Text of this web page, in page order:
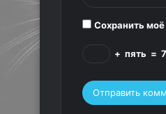
*
Сохранить
+ пять = 7